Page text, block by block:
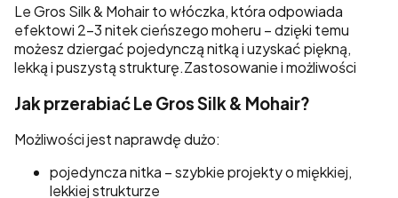
Le Gros Silk & Mohair to włóczka, która odpowiada
efektowi 2–3 nitek cieńszego moheru – dzięki temu
możesz dziergać pojedynczą nitką i uzyskać piękną,
lekką i puszystą strukturę.Zastosowanie i możliwości
Jak przerabiać Le Gros Silk & Mohair?
Możliwości jest naprawdę dużo:
pojedyncza nitka – szybkie projekty o miękkiej,
lekkiej strukturze